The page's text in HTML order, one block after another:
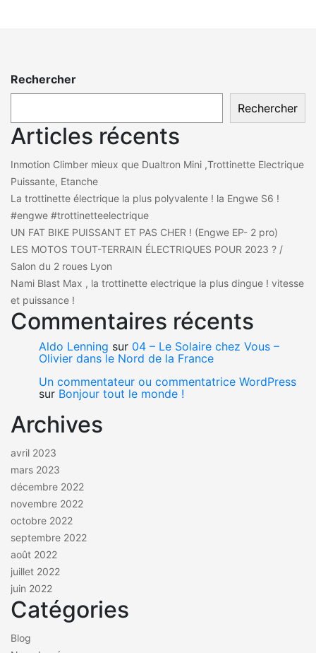
Rechercher
Rechercher
Articles récents
Inmotion Climber mieux que Dualtron Mini ,Trottinette Electrique
Puissante, Etanche
La trottinette électrique la plus polyvalente ! la Engwe S6 !
#engwe #trottinetteelectrique
UN FAT BIKE PUISSANT ET PAS CHER ! (Engwe EP- 2 pro)
LES MOTOS TOUT-TERRAIN ÉLECTRIQUES POUR 2023 ? /
Salon du 2 roues Lyon
Nami Blast Max , la trottinette electrique la plus dingue ! vitesse
et puissance !
Commentaires récents
Aldo Lenning sur 04 – Le Solaire chez Vous –
Olivier dans le Nord de la France
Un commentateur ou commentatrice WordPress
sur Bonjour tout le monde !
Archives
avril 2023
mars 2023
décembre 2022
novembre 2022
octobre 2022
septembre 2022
août 2022
juillet 2022
juin 2022
Catégories
Blog